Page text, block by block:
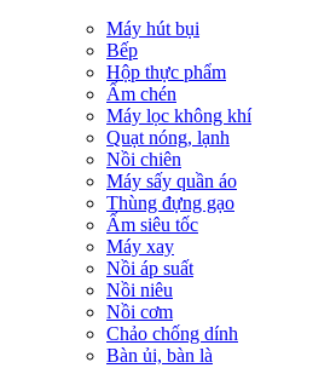
Máy hút bụi
Bếp
Hộp thực phẩm
Ấm chén
Máy lọc không khí
Quạt nóng, lạnh
Nồi chiên
Máy sấy quần áo
Thùng đựng gạo
Ấm siêu tốc
Máy xay
Nồi áp suất
Nồi niêu
Nồi cơm
Chảo chống dính
Bàn ủi, bàn là